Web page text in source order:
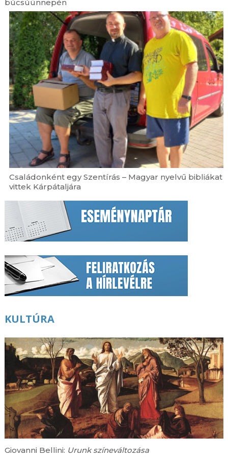
búcsúünnepén
Családonként egy Szentírás – Magyar nyelvű bibliákat
vittek Kárpátaljára
KULTÚRA
Giovanni Bellini: Urunk színeváltozása